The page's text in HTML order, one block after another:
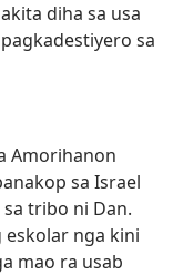
diha sa usa
sa
Amorihanon
sa Israel
tribo ni Dan.
eskolar nga kini
mao ra usab